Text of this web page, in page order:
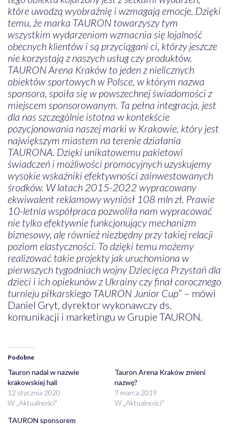
które uwodzą wyobraźnię i wzmagają emocje. Dzięki
temu, że marka TAURON towarzyszy tym
wszystkim wydarzeniom wzmacnia się lojalność
obecnych klientów i są przyciągani ci, którzy jeszcze
nie korzystają z naszych usług czy produktów.
TAURON Arena Kraków to jeden z nielicznych
obiektów sportowych w Polsce, w którym nazwa
sponsora, spoiła się w powszechnej świadomości z
miejscem sponsorowanym. Ta pełna integracja, jest
dla nas szczególnie istotna w kontekście
pozycjonowania naszej marki w Krakowie, który jest
największym miastem na terenie działania
TAURONA. Dzięki unikatowemu pakietowi
świadczeń i możliwości promocyjnych uzyskujemy
wysokie wskaźniki efektywności zainwestowanych
środków. W latach 2015-2022 wypracowany
ekwiwalent reklamowy wyniósł 108 mln zł. Prawie
10-letnia współpraca pozwoliła nam wypracować
nie tylko efektywnie funkcjonujący mechanizm
biznesowy, ale również niezbędny przy takiej relacji
poziom elastyczności. To dzięki temu możemy
realizować takie projekty jak uruchomiona w
pierwszych tygodniach wojny Dziecięca Przystań dla
dzieci i ich opiekunów z Ukrainy czy finał corocznego
turnieju piłkarskiego TAURON Junior Cup” – mówi
Daniel Gryt, dyrektor wykonawczy ds.
komunikacji i marketingu w Grupie TAURON.
Podobne
Tauron nadal w nazwie
krakowskiej hali
12 stycznia 2020
W „Aktualności"
Tauron Arena Kraków zmieni
nazwę?
7 marca 2019
W „Aktualności"
TAURON sponsorem